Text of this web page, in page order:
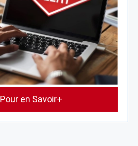
Pour en Savoir+